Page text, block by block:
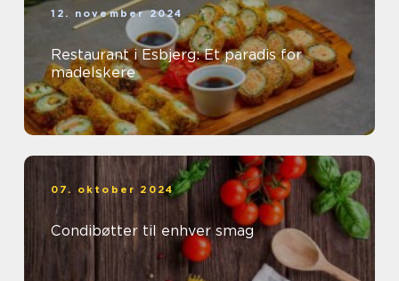
12. november 2024
Restaurant i Esbjerg: Et paradis for
madelskere
07. oktober 2024
Condibøtter til enhver smag